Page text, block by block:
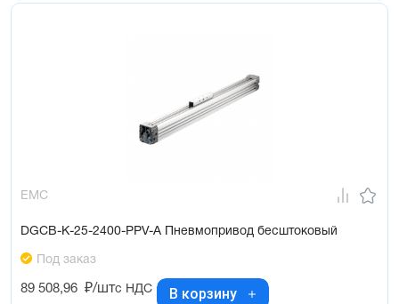
EMC
DGCB-K-25-2400-PPV-A Пневмопривод бесштоковый
Под заказ
89 508,96 ₽/штс НДС В корзину